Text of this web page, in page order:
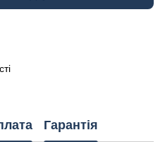
Гарантія